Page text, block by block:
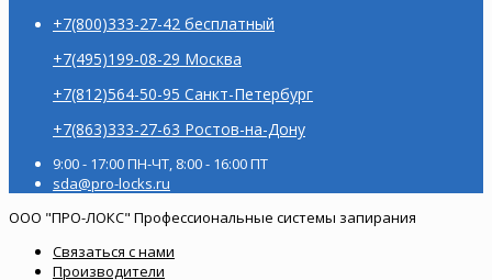
+7(800)333-27-42 бесплатный
+7(495)199-08-29 Москва
+7(812)564-50-95 Санкт-Петербург
+7(863)333-27-63 Ростов-на-Дону
9:00 - 17:00 ПН-ЧТ, 8:00 - 16:00 ПТ
sda@pro-locks.ru
ООО "ПРО-ЛОКС" Профессиональные системы запирания
Связаться с нами
Производители